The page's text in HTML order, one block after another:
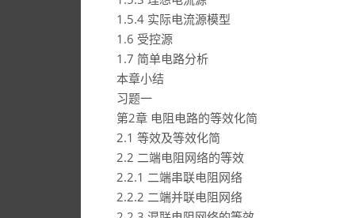
1.5.4 实际电流源模型
1.6 受控源
1.7 简单电路分析
本章小结
习题一
第2章 电阻电路的等效化简
2.1 等效及等效化简
2.2 二端电阻网络的等效
2.2.1 二端串联电阻网络
2.2.2 二端并联电阻网络